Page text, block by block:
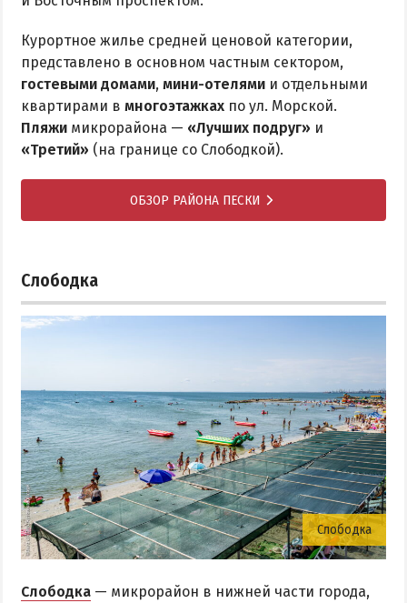
Курортное жилье средней ценовой категории,
представлено в основном частным сектором,
гостевыми домами, мини-отелями и отдельными
квартирами в многоэтажках по ул. Морской.
Пляжи микрорайона — «Лучших подруг» и
«Третий» (на границе со Слободкой).
ОБЗОР РАЙОНА ПЕСКИ
Слободка
Слободка
Слободка — микрорайон в нижней части города,